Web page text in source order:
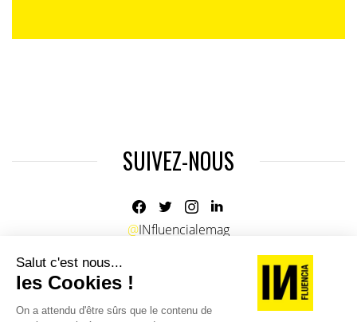
SUIVEZ-NOUS
@INfluencialemag